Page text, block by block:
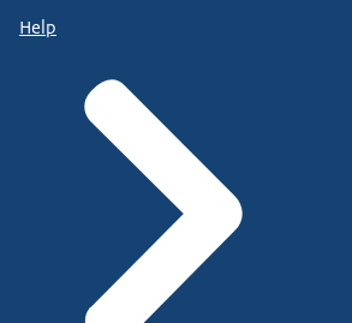
Help